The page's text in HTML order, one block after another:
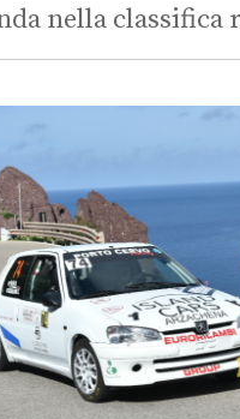
nella